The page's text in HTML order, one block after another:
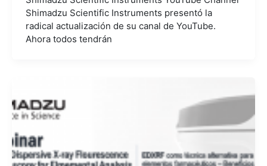
Shimadzu Scientific Instruments presentó la
radical actualización de su canal de YouTube.
Ahora todos tendrán